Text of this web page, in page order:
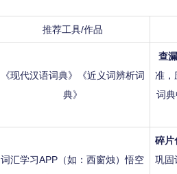
推荐工具/作品
《现代汉语词典》《近义词辨析词
典》
查
准，
词
词汇学习APP（如：西窗烛）悟空
碎片
巩固